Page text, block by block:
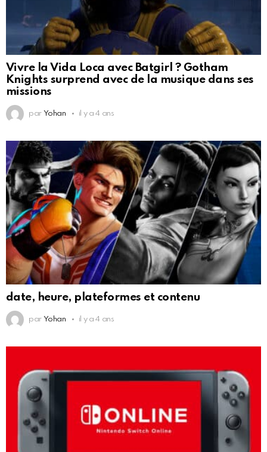
Vivre la Vida Loca avec Batgirl ? Gotham
Knights surprend avec de la musique dans ses
missions
par Yohan il y a 4 ans
date, heure, plateformes et contenu
par Yohan il y a 4 ans